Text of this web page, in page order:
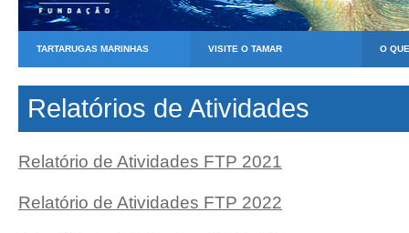
TARTARUGAS MARINHAS VISITE O TAMAR O
Relatórios de Atividades
Relatório de Atividades FTP 2021
Relatório de Atividades FTP 2022